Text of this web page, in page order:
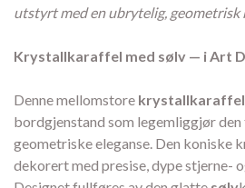
utstyrt med en ubrytelig, geometrisk
Krystallkaraffel med sølv — i Art
Denne mellomstore
bordgjenstand som legemliggjør
geometriske eleganse. Den koniske
dekorert med presise, dype stjerne-